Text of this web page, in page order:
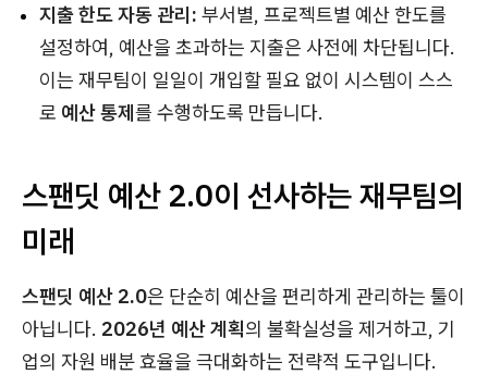
지출 한도 자동 관리: 부서별, 프로젝트별 예산 한도를
설정하여, 예산을 초과하는 지출은 사전에 차단됩니다.
이는 재무팀이 일일이 개입할 필요 없이 시스템이 스스
로 예산 통제를 수행하도록 만듭니다.
스팬딧 예산 2.0이 선사하는 재무팀의
미래
스팬딧 예산 2.0은 단순히 예산을 편리하게 관리하는 툴이
아닙니다. 2026년 예산 계획의 불확실성을 제거하고, 기
업의 자원 배분 효율을 극대화하는 전략적 도구입니다.